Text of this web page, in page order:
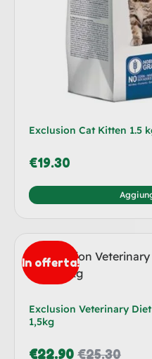
Exclusion Cat Kitten 1.5
€19.30
In offerta!
Exclusion Veterinary
1,5kg
€25.30
€22.90